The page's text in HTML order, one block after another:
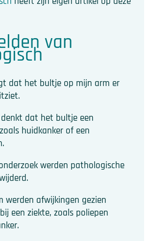
van
dat het bultje op mijn arm er
dat het bultje een
zoals huidkanker of een
werden pathologische
werden afwijkingen gezien
een ziekte, zoals poliepen